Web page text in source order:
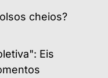
cheios?
Eis